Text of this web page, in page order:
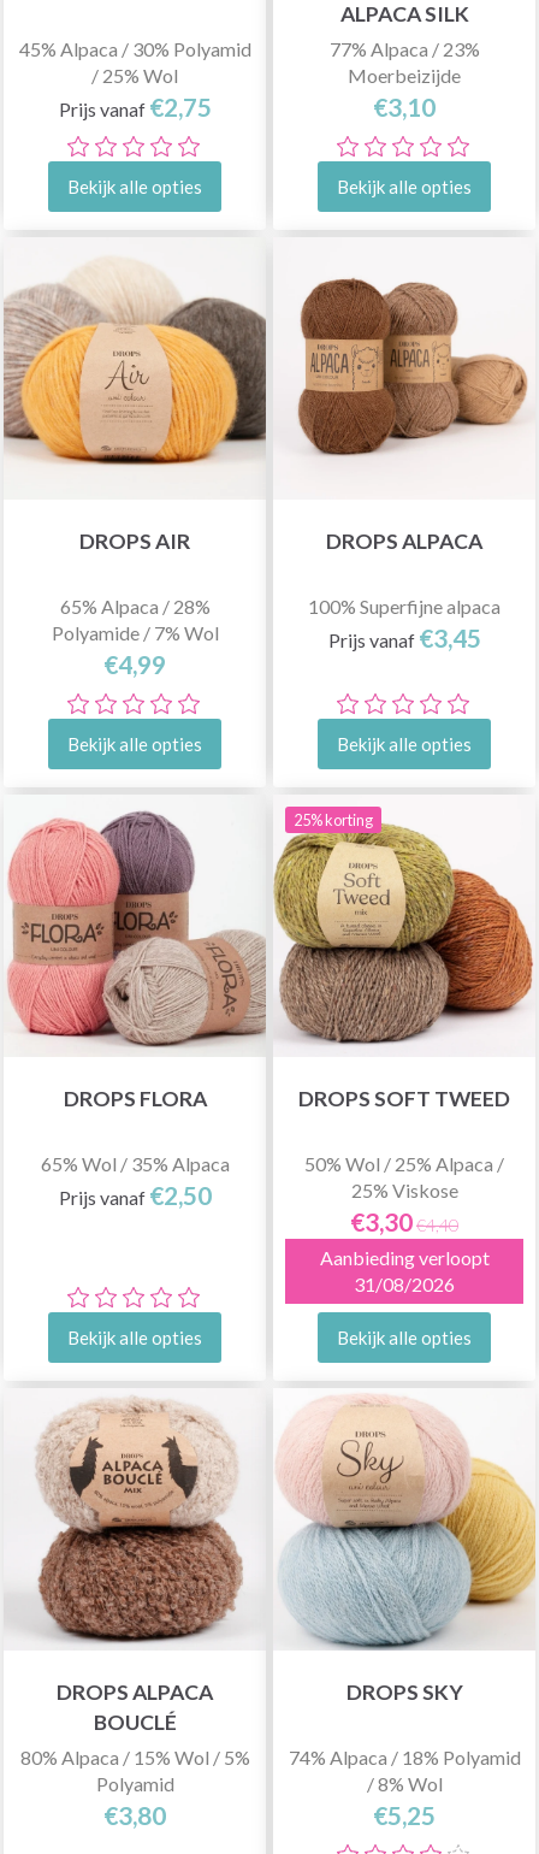
45% Alpaca / 30% Polyamid
/ 25% Wol
Prijs vanaf €2,75
Bekijk alle opties
ALPACA SILK
77% Alpaca / 23%
Moerbeizijde
€3,10
Bekijk alle opties
DROPS AIR
65% Alpaca / 28%
Polyamide / 7% Wol
€4,99
Bekijk alle opties
DROPS ALPACA
100% Superfijne alpaca
Prijs vanaf €3,45
Bekijk alle opties
DROPS FLORA
65% Wol / 35% Alpaca
Prijs vanaf €2,50
Bekijk alle opties
25% korting
DROPS SOFT TWEED
50% Wol / 25% Alpaca /
25% Viskose
€3,30€4,40
Aanbieding verloopt
31/08/2026
Bekijk alle opties
DROPS ALPACA
BOUCLÉ
80% Alpaca / 15% Wol / 5%
Polyamid
€3,80
DROPS SKY
74% Alpaca / 18% Polyamid
/ 8% Wol
€5,25